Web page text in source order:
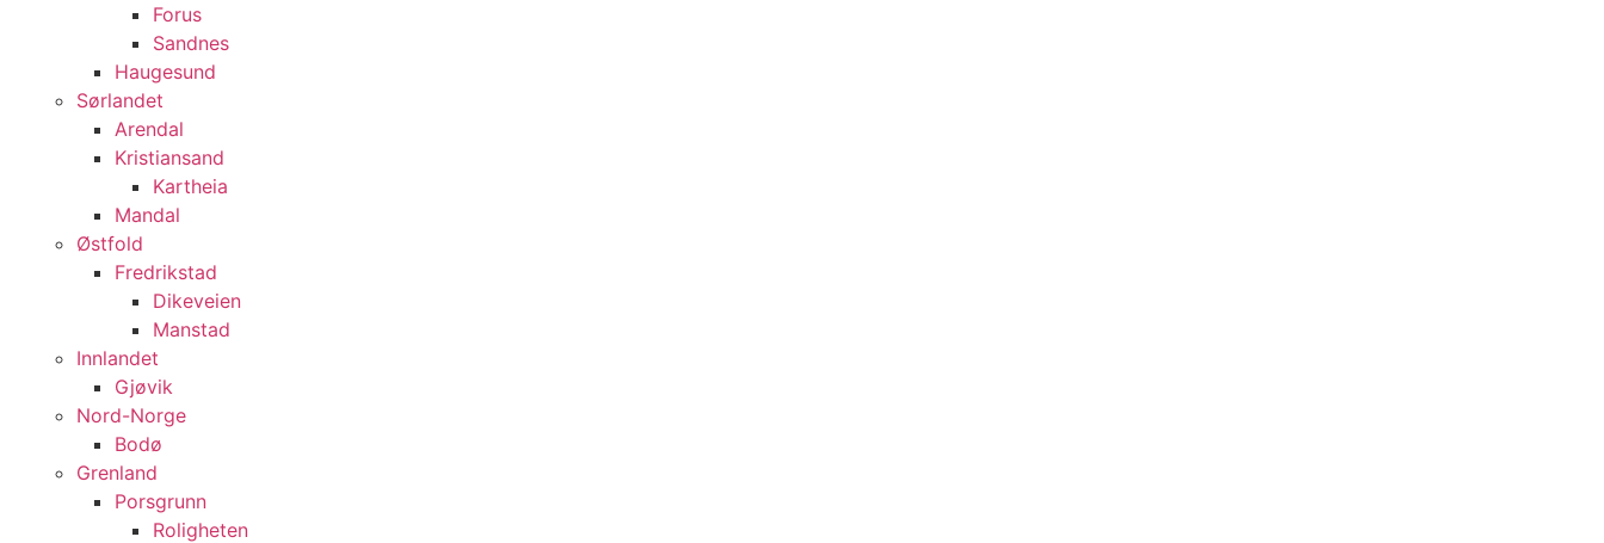
Forus
Sandnes
Haugesund
Sørlandet
Arendal
Kristiansand
Kartheia
Mandal
Østfold
Fredrikstad
Dikeveien
Manstad
Innlandet
Gjøvik
Nord-Norge
Bodø
Grenland
Porsgrunn
Roligheten